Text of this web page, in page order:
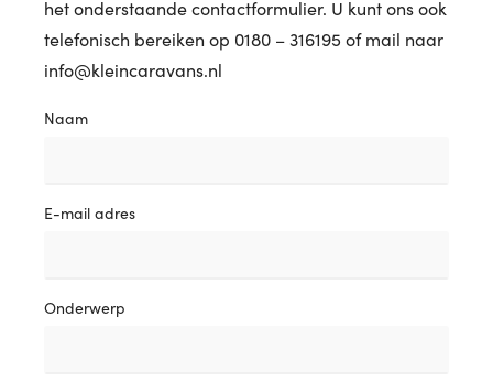
het onderstaande contactformulier. U kunt ons ook
telefonisch bereiken op 0180 – 316195 of mail naar
info@kleincaravans.nl
Naam
E-mail adres
Onderwerp